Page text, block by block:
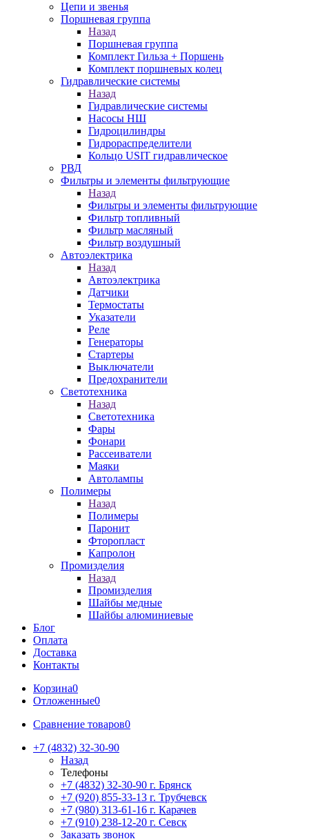
Цепи и звенья
Поршневая группа
Назад
Поршневая группа
Комплект Гильза + Поршень
Комплект поршневых колец
Гидравлические системы
Назад
Гидравлические системы
Насосы НШ
Гидроцилиндры
Гидрораспределители
Кольцо USIT гидравлическое
РВД
Фильтры и элементы фильтрующие
Назад
Фильтры и элементы фильтрующие
Фильтр топливный
Фильтр масляный
Фильтр воздушный
Автоэлектрика
Назад
Автоэлектрика
Датчики
Термостаты
Указатели
Реле
Генераторы
Стартеры
Выключатели
Предохранители
Светотехника
Назад
Светотехника
Фары
Фонари
Рассеиватели
Маяки
Автолампы
Полимеры
Назад
Полимеры
Паронит
Фторопласт
Капролон
Промизделия
Назад
Промизделия
Шайбы медные
Шайбы алюминиевые
Блог
Оплата
Доставка
Контакты
Корзина0
Отложенные0
Сравнение товаров0
+7 (4832) 32-30-90
Назад
Телефоны
+7 (4832) 32-30-90 г. Брянск
+7 (920) 855-33-13 г. Трубчевск
+7 (980) 313-61-16 г. Карачев
+7 (910) 238-12-20 г. Севск
Заказать звонок